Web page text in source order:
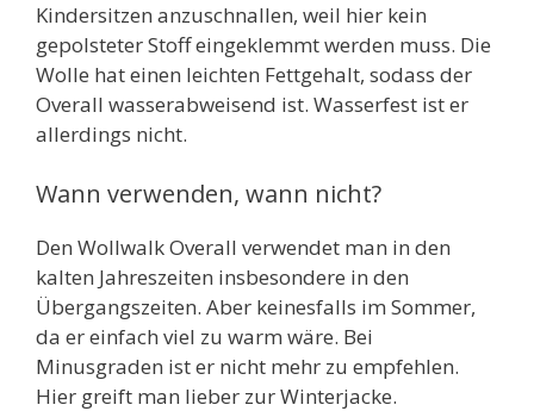
Kindersitzen anzuschnallen, weil hier kein
gepolsteter Stoff eingeklemmt werden muss. Die
Wolle hat einen leichten Fettgehalt, sodass der
Overall wasserabweisend ist. Wasserfest ist er
allerdings nicht.
Wann verwenden, wann nicht?
Den Wollwalk Overall verwendet man in den
kalten Jahreszeiten insbesondere in den
Übergangszeiten. Aber keinesfalls im Sommer,
da er einfach viel zu warm wäre. Bei
Minusgraden ist er nicht mehr zu empfehlen.
Hier greift man lieber zur Winterjacke.